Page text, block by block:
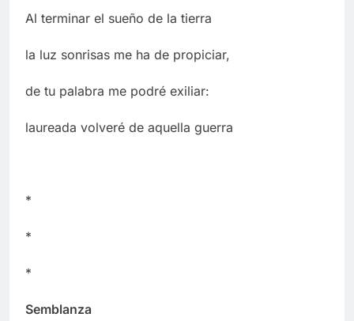
Al terminar el sueño de la tierra
la luz sonrisas me ha de propiciar,
de tu palabra me podré exiliar:
laureada volveré de aquella guerra
*
*
*
Semblanza